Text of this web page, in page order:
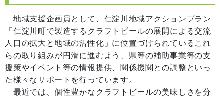
地域支援企画員として、仁淀川地域アクションプラン
「仁淀川町で製造するクラフトビールの展開による交流
人口の拡大と地域の活性化」に位置づけられているこれ
らの取り組みが円滑に進むよう、県等の補助事業等の支
援策やイベント等の情報提供、関係機関との調整といっ
た様々なサポートを行っています。
最近では、個性豊かなクラフトビールの美味しさを分